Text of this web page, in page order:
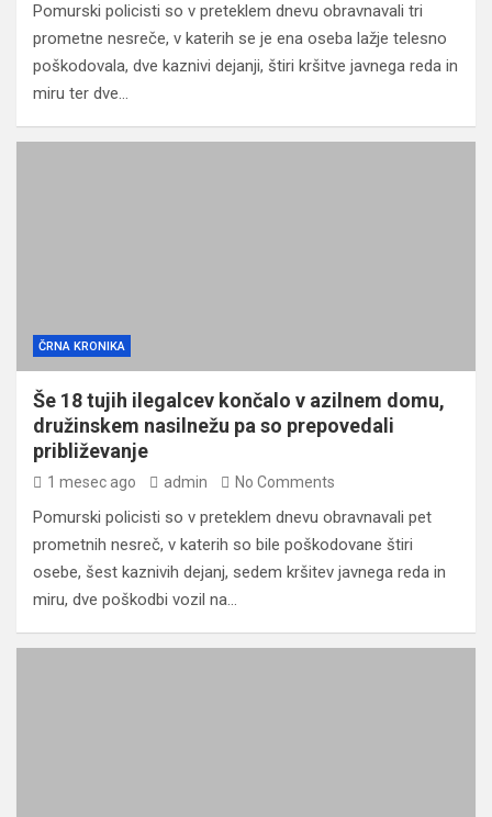
Pomurski policisti so v preteklem dnevu obravnavali tri
prometne nesreče, v katerih se je ena oseba lažje telesno
poškodovala, dve kaznivi dejanji, štiri kršitve javnega reda in
miru ter dve…
ČRNA KRONIKA
Še 18 tujih ilegalcev končalo v azilnem domu,
družinskem nasilnežu pa so prepovedali
približevanje
1 mesec ago admin No Comments
Pomurski policisti so v preteklem dnevu obravnavali pet
prometnih nesreč, v katerih so bile poškodovane štiri
osebe, šest kaznivih dejanj, sedem kršitev javnega reda in
miru, dve poškodbi vozil na…